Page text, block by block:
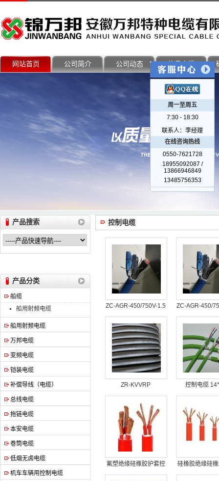
网站首页 公司简介 公司动态 信号电缆
产品搜索
产品分类
船缆
船用射频电缆
船用射频电缆
万邦电缆
变频电缆
铠装电缆
补偿导线（电缆）
总线电缆
拖链电缆
本安电缆
卷筒电缆
低烟无卤电缆
机车车辆用控制电缆
控制电缆
ZC-AGR-450/750V-1.5 ZC-AGR-450/
ZR-KVVRP 控制电缆
氟塑绝缘硅橡胶护套控
制电缆
硅橡胶绝缘硅
控制电缆
周一至周五
7:30 - 18:30
联系人：李经理
在线咨询热线
0550-7621728
18955092087 /
13866946849
13485756353